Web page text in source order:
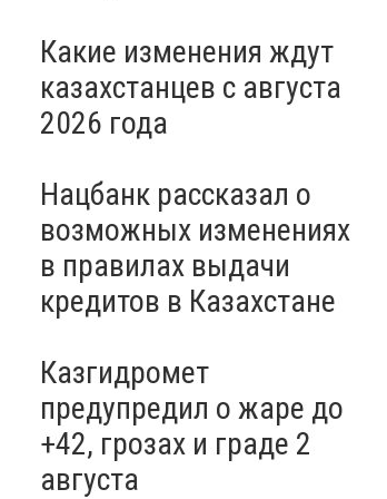
Какие изменения ждут
казахстанцев с августа
2026 года
Нацбанк рассказал о
возможных изменениях
в правилах выдачи
кредитов в Казахстане
Казгидромет
предупредил о жаре до
+42, грозах и граде 2
августа